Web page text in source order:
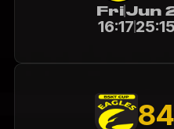
FriJun
16:1725:15
84